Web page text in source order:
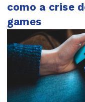
como a crise
games